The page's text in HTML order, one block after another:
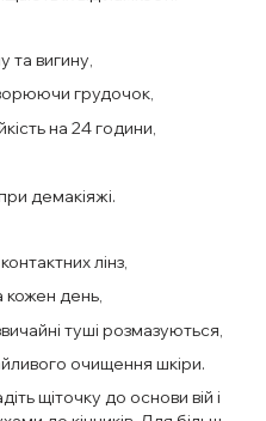
та вигину,
грудочок,
на 24 години,
демакіяжі.
лінз,
кожен день,
туші розмазуються,
очищення шкіри.
щіточку до основи вій і